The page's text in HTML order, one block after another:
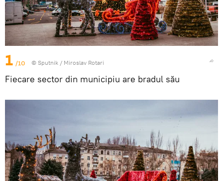
1 /10 © Sputnik / Miroslav Rotari
Fiecare sector din municipiu are bradul său